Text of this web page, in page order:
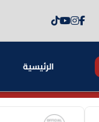
الرئيسية